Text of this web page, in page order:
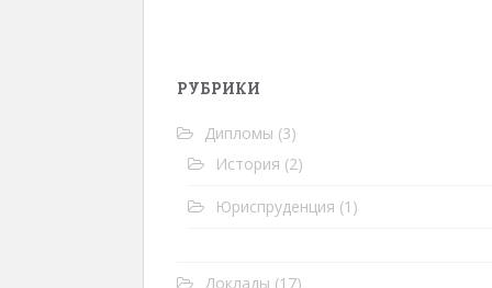
РУБРИКИ
Дипломы (3)
История (2)
Юриспруденция (1)
Доклады (17)